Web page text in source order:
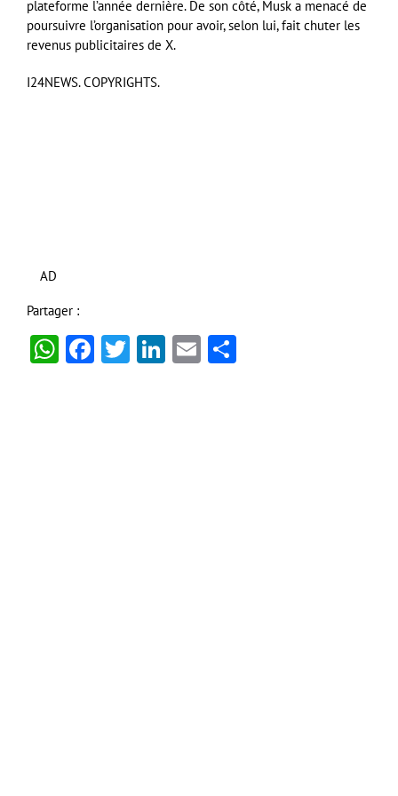
plateforme l’année dernière. De son côté, Musk a menacé de
poursuivre l’organisation pour avoir, selon lui, fait chuter les
revenus publicitaires de X.
I24NEWS. COPYRIGHTS.
AD
Partager :
WhatsApp
Facebook
Twitter
LinkedIn
Email